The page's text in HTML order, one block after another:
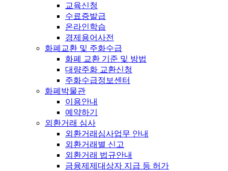
교육신청
수료증발급
온라인학습
경제용어사전
화폐교환 및 주화수급
화폐 교환 기준 및 방법
대량주화 교환신청
주화수급정보센터
화폐박물관
이용안내
예약하기
외환거래 심사
외환거래심사업무 안내
외환거래별 신고
외환거래 법규안내
금융제제대상자 지급 등 허가